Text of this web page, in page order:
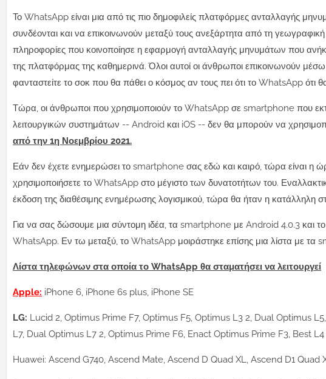
Το WhatsApp είναι μια από τις πιο δημοφιλείς πλατφόρμες ανταλλαγής
συνδέονται και να επικοινωνούν μεταξύ τους ανεξάρτητα από τη
πληροφορίες που κοινοποίησε η εφαρμογή ανταλλαγής μηνυμάτων που
της πλατφόρμας της καθημερινά. Όλοι αυτοί οι άνθρωποι επικοινωνούν
φανταστείτε το σοκ που θα πάθει ο κόσμος αν τους πει ότι το WhatsApp ότι
Τώρα, οι άνθρωποι που χρησιμοποιούν το WhatsApp σε smartphone που
λειτουργικών συστημάτων -- Android και iOS -- δεν θα μπορούν να
από την 1η Νοεμβρίου 2021.
Εάν δεν έχετε ενημερώσει το smartphone σας εδώ και καιρό, τώρα είναι η
χρησιμοποιήσετε το WhatsApp στο μέγιστο των δυνατοτήτων του.
έκδοση της διαθέσιμης ενημέρωσης λογισμικού, τώρα θα ήταν η κατάλληλη
Για να σας δώσουμε μια σύντομη ιδέα, τα smartphone με Android 4.0.3 και
WhatsApp. Εν τω μεταξύ, το WhatsApp μοιράστηκε επίσης μια λίστα με τα
Λίστα τηλεφώνων στα οποία το WhatsApp θα σταματήσει να λειτουργεί
Apple: iPhone 6, iPhone 6s plus, iPhone SE
LG: Lucid 2, Optimus Prime F7, Optimus F5, Optimus L3 2, Dual Optimus
L7, Dual Optimus L7 2, Optimus Prime F6, Enact Optimus Prime F3, Best
Huawei: Ascend G740, Ascend Mate, Ascend D Quad XL, Ascend D1 Quad